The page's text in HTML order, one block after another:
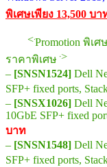
พิเศษเพียง 13,500 บา
<<<<Promotion พิเ
ราคาพิเศษ>>>>
– [SNSN1524] Dell
SFP+ fixed ports,
– [SNSX1026] Dell
10GbE SFP+ fixed
บาท
– [SNSN1548] Dell
SFP+ fixed ports,